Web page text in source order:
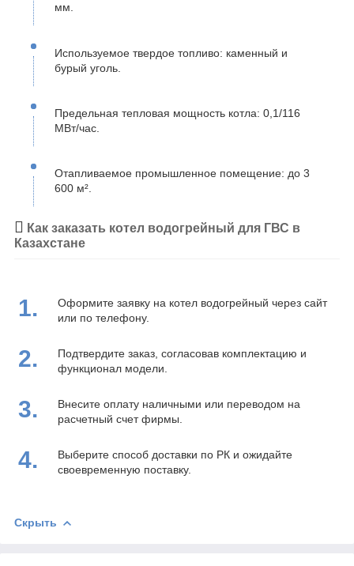
мм.
Используемое твердое топливо: каменный и
бурый уголь.
Предельная тепловая мощность котла: 0,1/116
МВт/час.
Отапливаемое промышленное помещение: до 3
600 м².
Как заказать котел водогрейный для ГВС в
Казахстане
1.
Оформите заявку на котел водогрейный через сайт
или по телефону.
2.
Подтвердите заказ, согласовав комплектацию и
функционал модели.
3.
Внесите оплату наличными или переводом на
расчетный счет фирмы.
4.
Выберите способ доставки по РК и ожидайте
своевременную поставку.
Скрыть